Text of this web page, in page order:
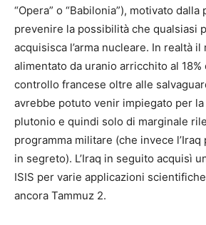
“Opera” o “Babilonia”), motivato
prevenire la possibilità che qualsiasi
acquisisca l’arma nucleare. In realtà
alimentato da uranio arricchito al
controllo francese oltre alle
avrebbe potuto venir impiegato per
plutonio e quindi solo di marginale
programma militare (che invece
in segreto). L’Iraq in seguito acquisì
ISIS per varie applicazioni
ancora Tammuz 2.